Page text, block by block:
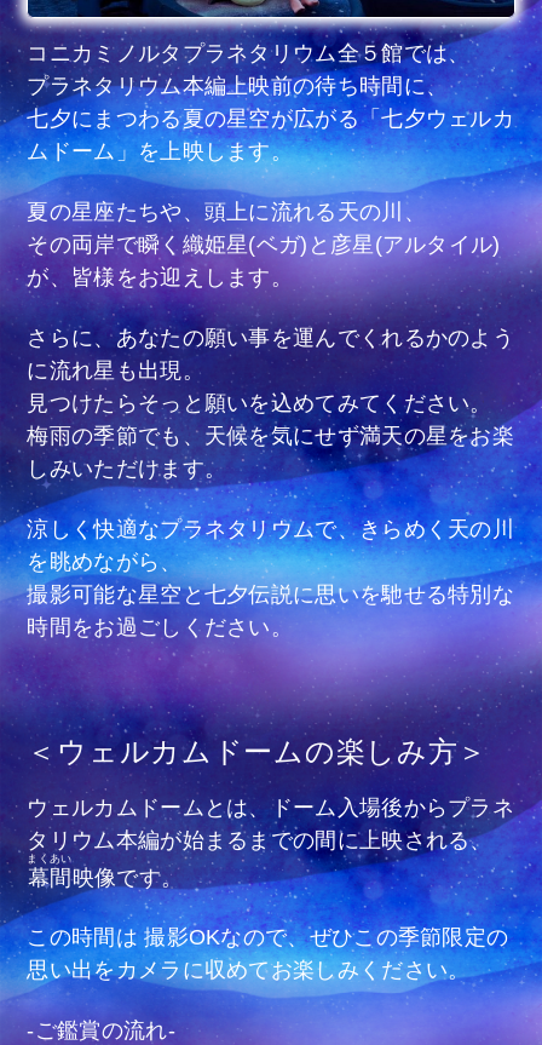
コニカミノルタプラネタリウム全５館では、
プラネタリウム本編上映前の待ち時間に、
七夕にまつわる夏の星空が広がる「七夕ウェルカ
ムドーム」を上映します。
夏の星座たちや、頭上に流れる天の川、
その両岸で瞬く織姫星(ベガ)と彦星(アルタイル)
が、皆様をお迎えします。
さらに、あなたの願い事を運んでくれるかのよう
に流れ星も出現。
見つけたらそっと願いを込めてみてください。
梅雨の季節でも、天候を気にせず満天の星をお楽
しみいただけます。
涼しく快適なプラネタリウムで、きらめく天の川
を眺めながら、
撮影可能な星空と七夕伝説に思いを馳せる特別な
時間をお過ごしください。
＜ウェルカムドームの楽しみ方＞
ウェルカムドームとは、ドーム入場後からプラネ
タリウム本編が始まるまでの間に上映される、
幕間
まくあい
映像です。
この時間は 撮影OKなので、ぜひこの季節限定の
思い出をカメラに収めてお楽しみください。
-ご鑑賞の流れ-